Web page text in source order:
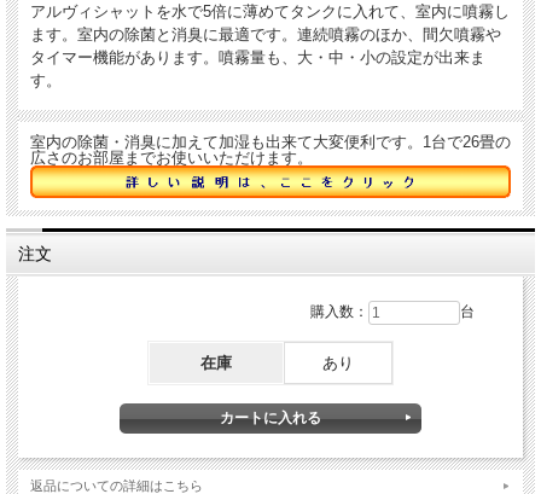
アルヴィシャットを水で5倍に薄めてタンクに入れて、室内に噴霧し
ます。室内の除菌と消臭に最適です。連続噴霧のほか、間欠噴霧や
タイマー機能があります。噴霧量も、大・中・小の設定が出来ま
す。
室内の除菌・消臭に加えて加湿も出来て大変便利です。1台で26畳の
広さのお部屋までお使いいただけます。
注文
購入数： 台
在庫 あり
返品についての詳細はこちら